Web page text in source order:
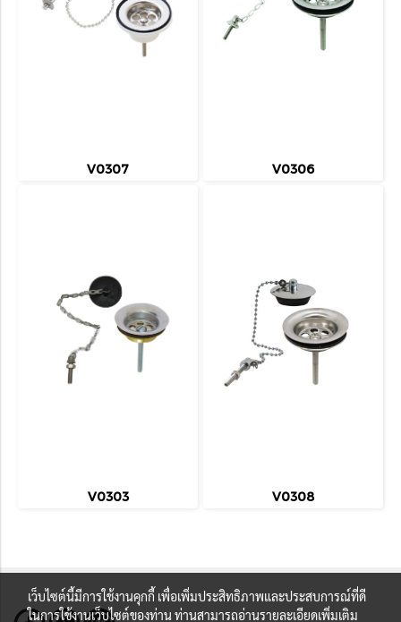
V0307 V0306
V0303 V0308
เว็บไซต์นี้มีการใช้งานคุกกี้ เพื่อเพิ่มประสิทธิภาพและประสบการณ์ที่ดี
ในการใช้งานเว็บไซต์ของท่าน ท่านสามารถอ่านรายละเอียดเพิ่มเติม